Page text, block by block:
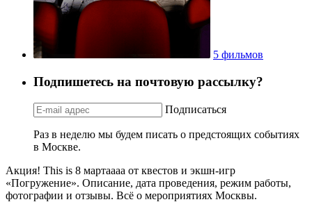
5 фильмов
Подпишетесь на почтовую рассылку?
Подписаться
Раз в неделю мы будем писать о предстоящих событиях
в Москве.
Акция! This is 8 мартаааа от квестов и экшн-игр
«Погружение». Описание, дата проведения, режим работы,
фотографии и отзывы. Всё о мероприятиях Москвы.